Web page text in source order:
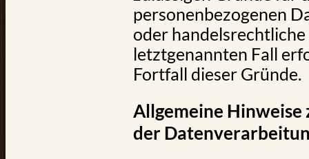
personenbezogenen
oder
letztgenannten Fall
Fortfall dieser Gründe.
Allgemeine Hinweise
der